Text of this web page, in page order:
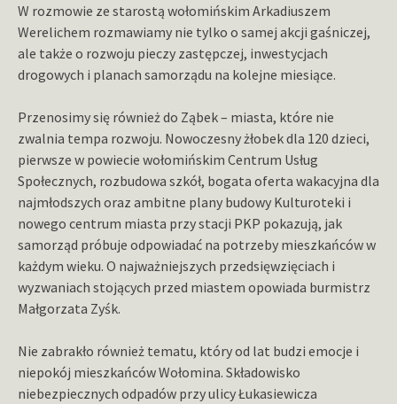
W rozmowie ze starostą wołomińskim Arkadiuszem
Werelichem rozmawiamy nie tylko o samej akcji gaśniczej,
ale także o rozwoju pieczy zastępczej, inwestycjach
drogowych i planach samorządu na kolejne miesiące.
Przenosimy się również do Ząbek – miasta, które nie
zwalnia tempa rozwoju. Nowoczesny żłobek dla 120 dzieci,
pierwsze w powiecie wołomińskim Centrum Usług
Społecznych, rozbudowa szkół, bogata oferta wakacyjna dla
najmłodszych oraz ambitne plany budowy Kulturoteki i
nowego centrum miasta przy stacji PKP pokazują, jak
samorząd próbuje odpowiadać na potrzeby mieszkańców w
każdym wieku. O najważniejszych przedsięwzięciach i
wyzwaniach stojących przed miastem opowiada burmistrz
Małgorzata Zyśk.
Nie zabrakło również tematu, który od lat budzi emocje i
niepokój mieszkańców Wołomina. Składowisko
niebezpiecznych odpadów przy ulicy Łukasiewicza